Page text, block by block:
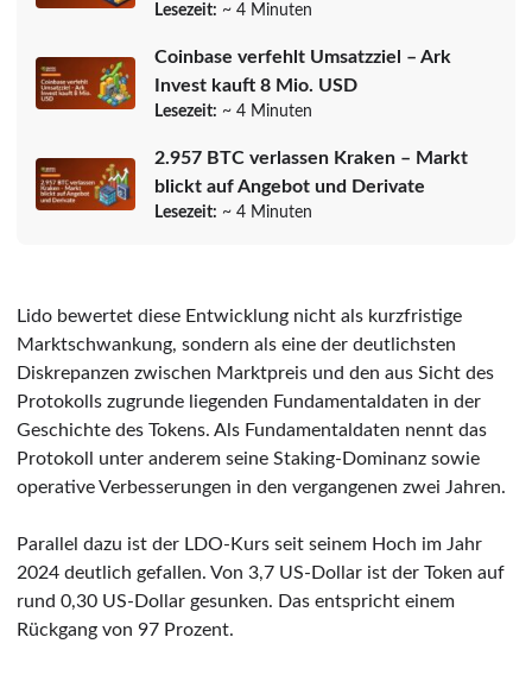
Lesezeit: ~ 4 Minuten
Coinbase verfehlt Umsatzziel – Ark
Invest kauft 8 Mio. USD
Lesezeit: ~ 4 Minuten
2.957 BTC verlassen Kraken – Markt
blickt auf Angebot und Derivate
Lesezeit: ~ 4 Minuten
Lido bewertet diese Entwicklung nicht als kurzfristige
Marktschwankung, sondern als eine der deutlichsten
Diskrepanzen zwischen Marktpreis und den aus Sicht des
Protokolls zugrunde liegenden Fundamentaldaten in der
Geschichte des Tokens. Als Fundamentaldaten nennt das
Protokoll unter anderem seine Staking-Dominanz sowie
operative Verbesserungen in den vergangenen zwei Jahren.
Parallel dazu ist der LDO-Kurs seit seinem Hoch im Jahr
2024 deutlich gefallen. Von 3,7 US-Dollar ist der Token auf
rund 0,30 US-Dollar gesunken. Das entspricht einem
Rückgang von 97 Prozent.